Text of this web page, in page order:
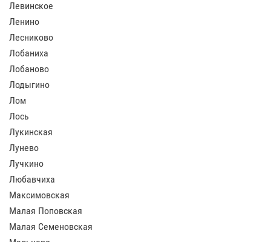
Левинское
Ленино
Лесниково
Лобаниха
Лобаново
Лодыгино
Лом
Лось
Лукинская
Лунево
Лучкино
Любавчиха
Максимовская
Малая Поповская
Малая Семеновская